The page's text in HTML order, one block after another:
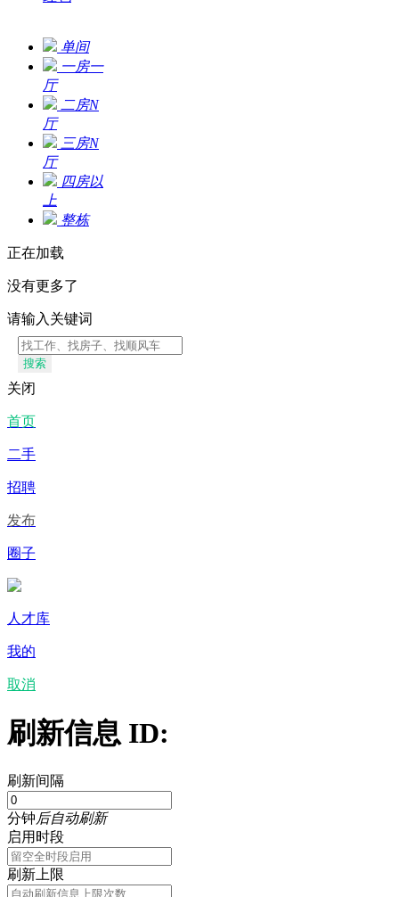
单间
一房一
厅
二房N
厅
三房N
厅
四房以
上
整栋
正在加载
没有更多了
请输入关键词
搜索
关闭
首页
二手
招聘
发布
圈子
人才库
我的
取消
刷新信息 ID:
刷新间隔
分钟后自动刷新
启用时段
刷新上限